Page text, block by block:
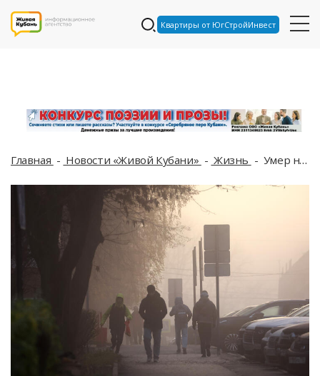
Квартиры от ЮгСтройИнвест
Главная Новости «Живой Кубани» Жизнь Умер народный артист РФ Владимир Симонов, в ДТП на Крымском мосту погибли 2 человека: что произошло, пока вы спали